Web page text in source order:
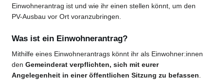
Einwohnerantrag ist und wie ihr einen stellen könnt, um den
PV-Ausbau vor Ort voranzubringen.
Was ist ein Einwohnerantrag?
Mithilfe eines Einwohnerantrags könnt ihr als Einwohner:innen
den Gemeinderat verpflichten, sich mit eurer
Angelegenheit in einer öffentlichen Sitzung zu befassen.